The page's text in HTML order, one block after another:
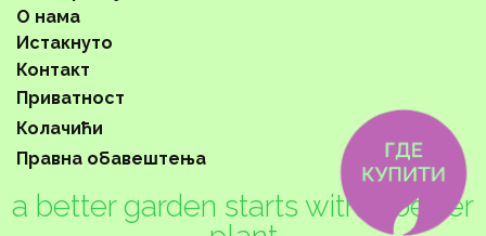
О нама
Приватност
Колачићи
Правна обавештења
Истакнуто
Контакт
a better garden starts with a better